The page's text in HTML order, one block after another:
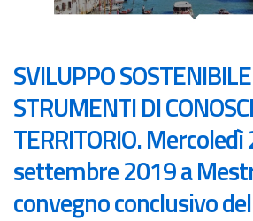
SVILUPPO
STRUMENTI DI
TERRITORIO. Mercoledì
settembre 2019 a
convegno conclusivo